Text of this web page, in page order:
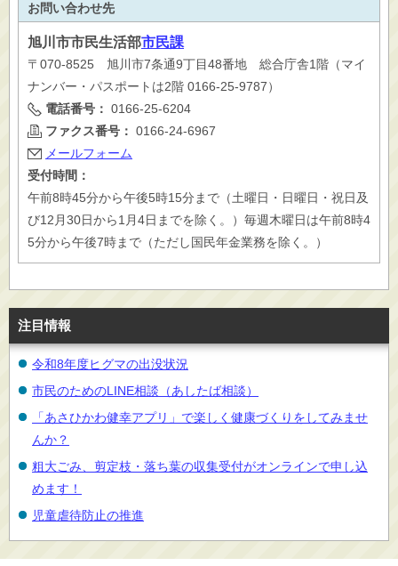
お問い合わせ先
旭川市市民生活部市民課
〒070-8525 旭川市7条通9丁目48番地 総合庁舎1階（マイ
ナンバー・パスポートは2階 0166-25-9787）
電話番号： 0166-25-6204
ファクス番号： 0166-24-6967
メールフォーム
受付時間：
午前8時45分から午後5時15分まで（土曜日・日曜日・祝日及
び12月30日から1月4日までを除く。）毎週木曜日は午前8時4
5分から午後7時まで（ただし国民年金業務を除く。）
注目情報
令和8年度ヒグマの出没状況
市民のためのLINE相談（あしたば相談）
「あさひかわ健幸アプリ」で楽しく健康づくりをしてみませ
んか？
粗大ごみ、剪定枝・落ち葉の収集受付がオンラインで申し込
めます！
児童虐待防止の推進